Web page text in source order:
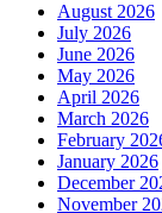
August 2026
July 2026
June 2026
May 2026
April 2026
March 2026
February
January 2026
December
November